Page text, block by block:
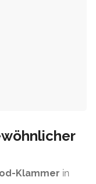
Klammer in